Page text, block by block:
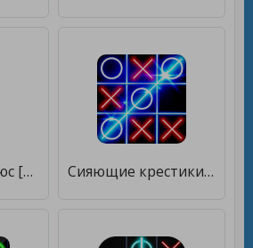
Миллионер Плюс [Много монет] Сияющие крестики-нолики [Мод меню]